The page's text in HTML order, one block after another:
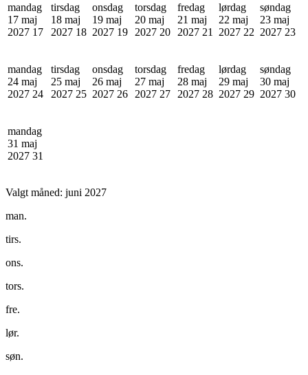
mandag
17 maj
2027 17
tirsdag
18 maj
2027 18
onsdag
19 maj
2027 19
torsdag
20 maj
2027 20
fredag
21 maj
2027 21
lørdag
22 maj
2027 22
søndag
23 maj
2027 23
mandag
24 maj
2027 24
tirsdag
25 maj
2027 25
onsdag
26 maj
2027 26
torsdag
27 maj
2027 27
fredag
28 maj
2027 28
lørdag
29 maj
2027 29
søndag
30 maj
2027 30
mandag
31 maj
2027 31
Valgt måned: juni 2027
man.
tirs.
ons.
tors.
fre.
lør.
søn.